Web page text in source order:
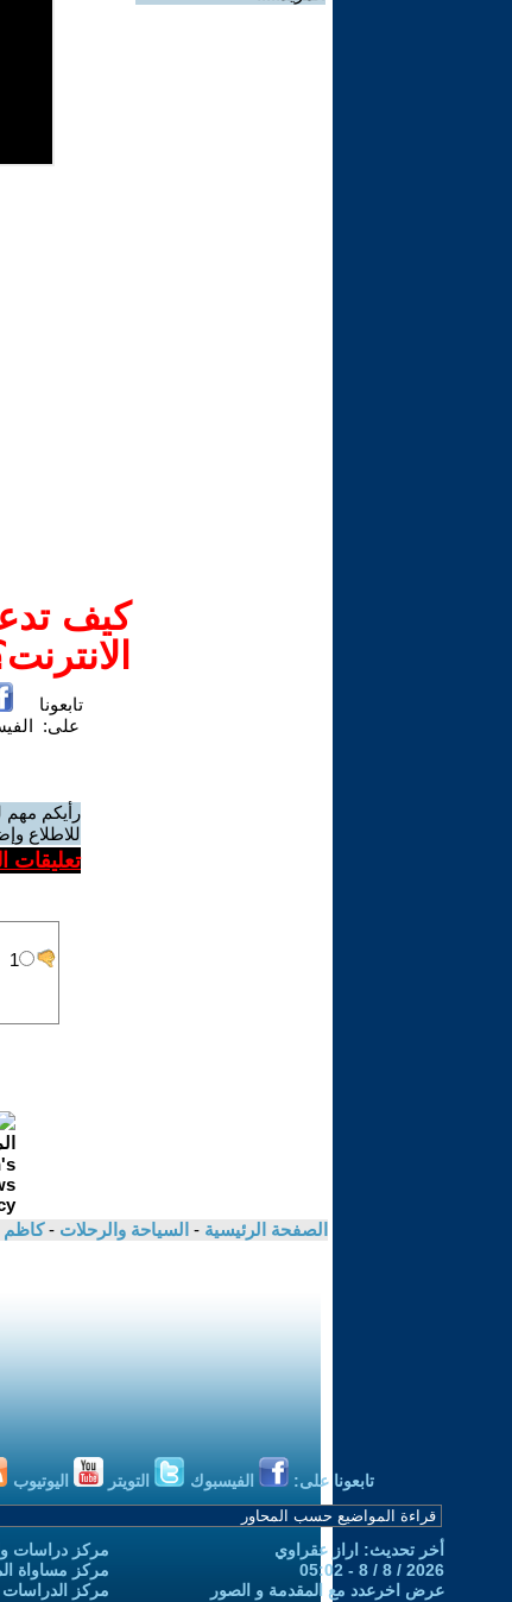
كيف
تابعونا
على:
رأيكم مهم
للاطلاع
تعليقات
الصفحة الرئيسية - السياحة والرحلات -كاظم
تابعونا على: الفيسبوك التويتر اليوتيوب
أخر تحديث: اراز عقراوي
2026 / 8 / 8 - 05:02
عرض اخرعدد مع المقدمة و الصور
مركز دراسات
مركز مساواة
مركز الدراسات